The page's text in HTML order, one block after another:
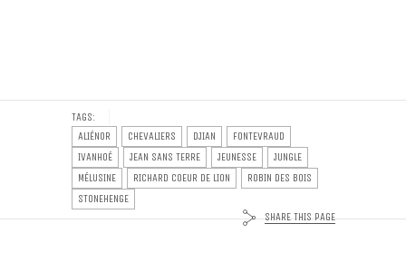
TAGS:
ALIÉNOR
CHEVALIERS DJIAN
FONTEVRAUD
IVANHOÉ
JEAN SANS TERRE JEUNESSE
JUNGLE
MÉLUSINE
RICHARD COEUR DE LION
ROBIN DES BOIS
STONEHENGE
SHARE THIS PAGE